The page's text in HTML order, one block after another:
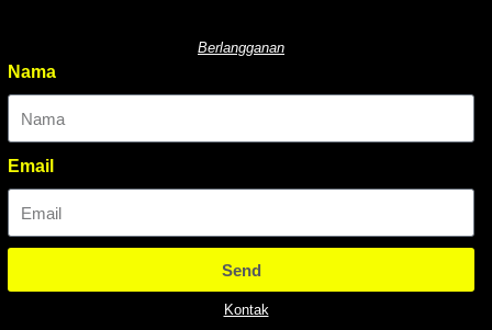
Berlangganan
Nama
Email
Send
Kontak